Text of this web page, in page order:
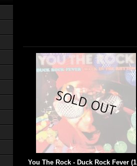
You The Rock - Duck Rock Fever (1